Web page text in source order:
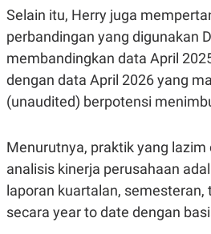
A
C
A
D
M
Y
R
E
L
E
A
E
.
I
L
A
N
G
A
N
K
I
N
R
J
A
Selain itu, Herry juga
perbandingan yang digunakan
membandingkan data April
dengan data April 2026 yang
(unaudited) berpotensi
Menurutnya, praktik yang lazim
analisis kinerja perusahaan
laporan kuartalan, semesteran,
secara year to date dengan